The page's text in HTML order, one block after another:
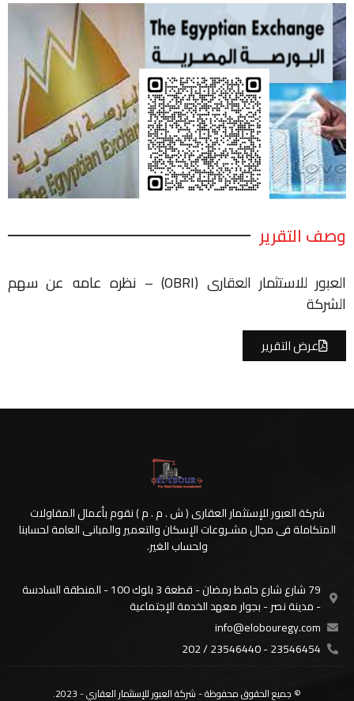
وصف التقرير
العبور للاستثمار العقارى (OBRI) – نظره عامه عن سهم
الشركة
عرض التقرير
شركة العبور للإستثمار العقارى ( ش . م . م ) نقوم بأعمال المقاولات
المتكاملة فى مجال مشـروعات الإسكان والتعمير والمبانى العامة لحسابنا
ولحساب الغير.
79 شارع شارع حافظ رمضان - قطعة 3 بلوك 100 - المنطقة السادسة
- مدينة نصر - بجوار معهد الخدمة الإجتماعية
info@elobouregy.com
23546454 - 23546440 / 202
© جميع الحقوق محفوظة - شركة العبور للإستثمار العقاري - 2023.